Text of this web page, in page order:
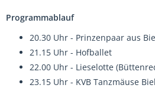
Programmablauf
20.30 Uhr - Prinzenpaar aus
21.15 Uhr - Hofballet
22.00 Uhr - Lieselotte
23.15 Uhr - KVB Tanzmäuse